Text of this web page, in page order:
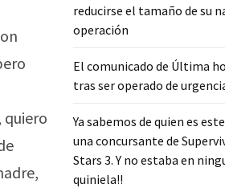
quiero
reducirse el tamaño de su
operación
El comunicado de Última
tras ser operado de
Ya sabemos de quien es
una concursante de
Stars 3. Y no estaba en
quiniela!!